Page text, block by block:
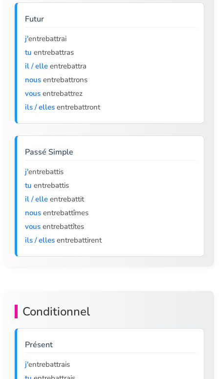
Futur
j'entrebattrai
tu entrebattras
il / elle entrebattra
nous entrebattrons
vous entrebattrez
ils / elles entrebattront
Passé Simple
j'entrebattis
tu entrebattis
il / elle entrebattit
nous entrebattîmes
vous entrebattîtes
ils / elles entrebattirent
Conditionnel
Présent
j'entrebattrais